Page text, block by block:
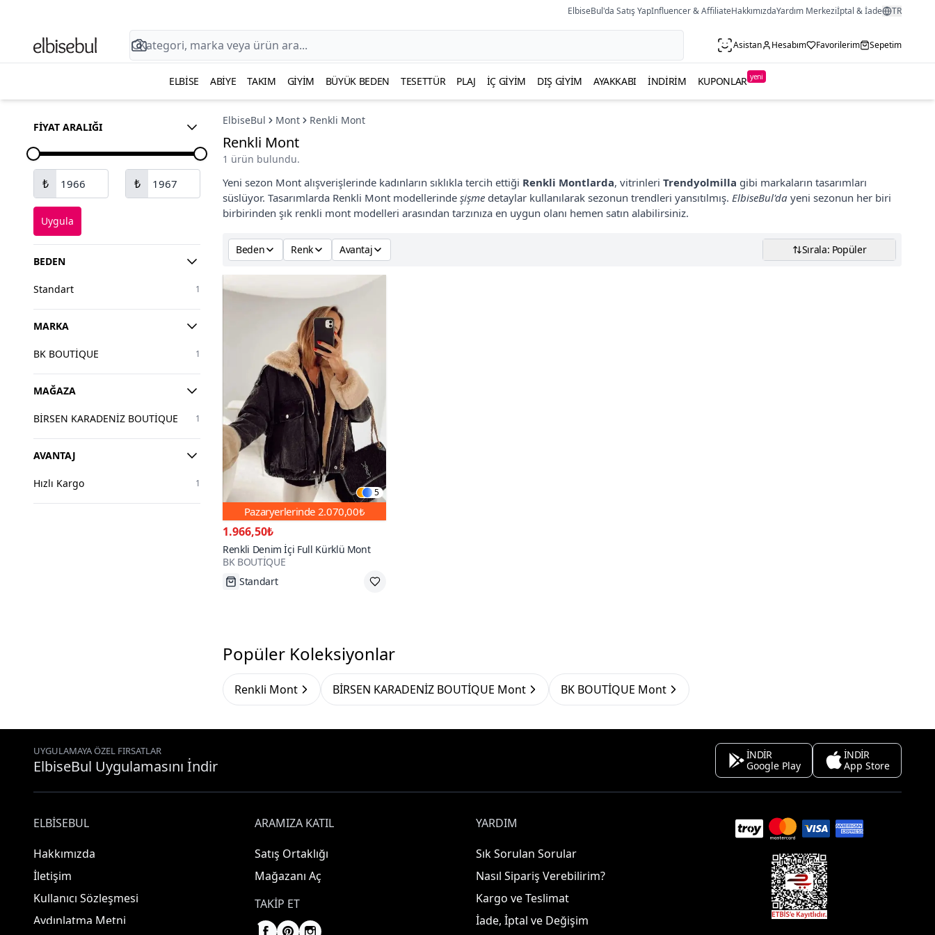
ElbiseBul'da Satış YapInfluencer & AffiliateHakkımızdaYardım Merkeziİptal & İade TR
Asistan Hesabım Favorilerim Sepetim
ELBISE ABIYE TAKIM GIYIM BÜYÜK BEDEN TESETTÜR PLAJ İÇ GIYIM DIŞ GIYIM AYAKKABI İNDIRIM KUPONLAR yeni
FIYAT ARALIĞI
₺ ₺
Uygula
BEDEN
Standart 1
MARKA
BK BOUTİQUE 1
MAĞAZA
BİRSEN KARADENİZ BOUTİQUE 1
AVANTAJ
Hızlı Kargo 1
ElbiseBul Mont Renkli Mont
Renkli Mont
1 ürün bulundu.
Yeni sezon Mont alışverişlerinde kadınların sıklıkla tercih ettiği Renkli Montlarda, vitrinleri Trendyolmilla gibi markaların tasarımları
süslüyor. Tasarımlarda Renkli Mont modellerinde şişme detaylar kullanılarak sezonun trendleri yansıtılmış. ElbiseBul'da yeni sezonun her biri
birbirinden şık renkli mont modelleri arasından tarzınıza en uygun olanı hemen satın alabilirsiniz.
Beden Renk Avantaj Sırala: Popüler
5
Pazaryerlerinde 2.070,00₺
1.966,50₺
Renkli Denim İçi Full Kürklü Mont
BK BOUTİQUE
Standart
Popüler Koleksiyonlar
Renkli Mont BİRSEN KARADENİZ BOUTİQUE Mont BK BOUTİQUE Mont
UYGULAMAYA ÖZEL FIRSATLAR
ElbiseBul Uygulamasını İndir
İNDİR
Google Play
İNDİR
App Store
ELBISEBUL
Hakkımızda
İletişim
Kullanıcı Sözleşmesi
Aydınlatma Metni
ARAMIZA KATIL
Satış Ortaklığı
Mağazanı Aç
TAKIP ET
YARDIM
Sık Sorulan Sorular
Nasıl Sipariş Verebilirim?
Kargo ve Teslimat
İade, İptal ve Değişim